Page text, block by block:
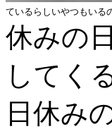
ているらしいやつもいる
休みの
してく
日休み